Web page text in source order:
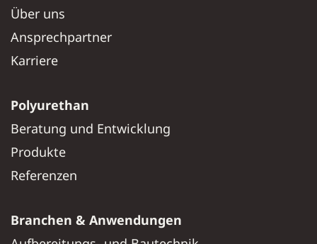
Über uns
Ansprechpartner
Karriere
Polyurethan
Beratung und Entwicklung
Produkte
Referenzen
Branchen & Anwendungen